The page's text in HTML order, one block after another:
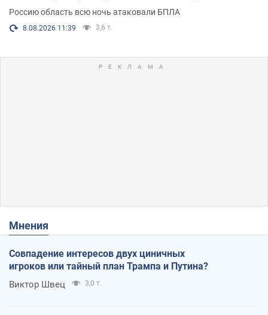
Россию область всю ночь атаковали БПЛА
8.08.2026 11:39 3,6 т.
Мнения
Совпадение интересов двух циничных
игроков или тайный план Трампа и Путина?
Виктор Швец 3,0 т.